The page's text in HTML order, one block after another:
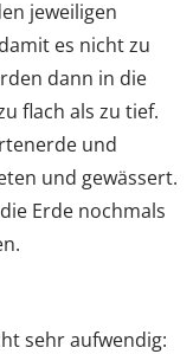
jeweiligen
es nicht zu
dann in die
flach als zu tief.
und
und gewässert.
Erde nochmals
sehr aufwendig: